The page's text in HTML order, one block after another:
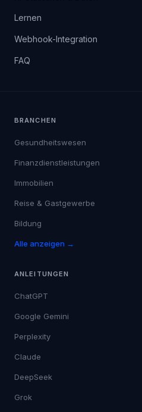
Lernen
Webhook-Integration
FAQ
BRANCHEN
Gesundheitswesen
Finanzdienstleistungen
Immobilien
Reise & Gastgewerbe
Bildung
Alle anzeigen →
ANLEITUNGEN
ChatGPT
Google Gemini
Perplexity
Claude
DeepSeek
Grok